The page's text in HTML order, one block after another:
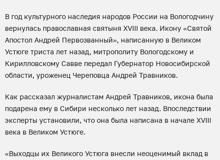
В год культурного наследия народов России на Вологодчину
вернулась православная святыня XVIII века. Икону «Святой
Апостол Андрей Первозванный», написанную в Великом
Устюге триста лет назад, митрополиту Вологодскому и
Кирилловскому Савве передал Губернатор Новосибирской
области, уроженец Череповца Андрей Травников.
Как рассказал журналистам Андрей Травников, икона была
подарена ему в Сибири несколько лет назад. Впоследствии
эксперты установили, что она была написана в начале XVIII
века в Великом Устюге.
«Выходцы их Великого Устюга внесли неоценимый вклад в